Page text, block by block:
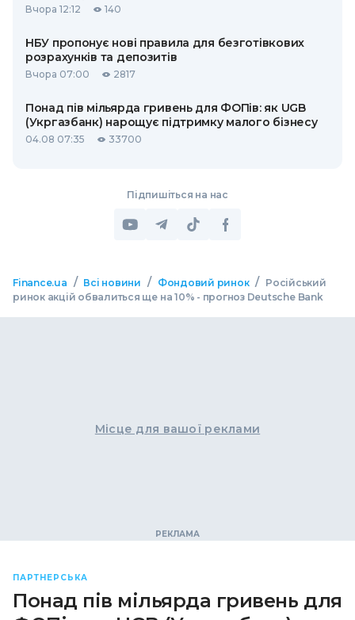
Вчора 12:12 140
НБУ пропонує нові правила для безготівкових
розрахунків та депозитів
Вчора 07:00 2817
Понад пів мільярда гривень для ФОПів: як UGB
(Укргазбанк) нарощує підтримку малого бізнесу
04.08 07:35 33700
Підпишіться на нас
Finance.ua / Всі новини / Фондовий ринок / Російський
ринок акцій обвалиться ще на 10% - прогноз Deutsche Bank
Місце для вашої реклами
ПАРТНЕРСЬКА
Понад пів мільярда гривень для